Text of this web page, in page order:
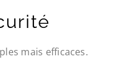
mais efficaces.